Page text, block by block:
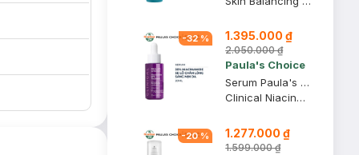
-32% 1.395.000 ₫
2.050.000 ₫
Paula's Choice
Serum Paula's Choice Se Khít Lỗ Chân Lông Tối Ưu 20ml
Clinical Niacinamide 20% Treatment
-20% 1.277.000 ₫
1.599.000 ₫